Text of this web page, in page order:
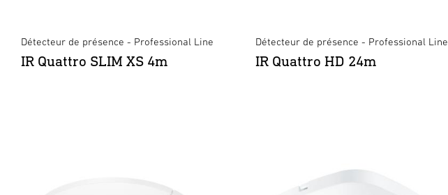
Détecteur de présence - Professional Line
IR Quattro SLIM XS 4m
Détecteur de présence - Professional Line
IR Quattro HD 24m